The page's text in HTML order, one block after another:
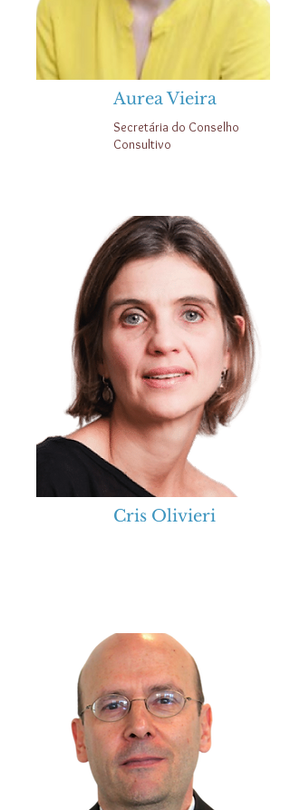
Aurea Vieira
Secretária do Conselho
Consultivo
Cris Olivieri